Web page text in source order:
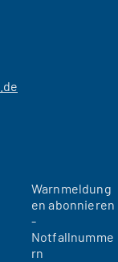
de
Warnmeldung
en abonnieren
-
Notfallnumme
rn